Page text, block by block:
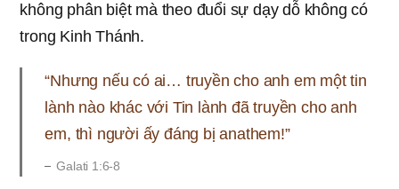
không phân biệt mà theo đuổi sự dạy dỗ không có
trong Kinh Thánh.
“Nhưng nếu có ai… truyền cho anh em một tin
lành nào khác với Tin lành đã truyền cho anh
em, thì người ấy đáng bị anathem!”
Galati 1:6-8